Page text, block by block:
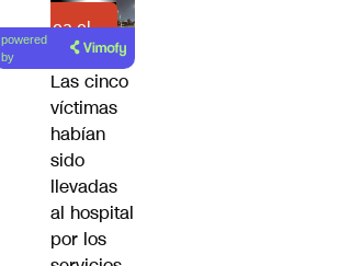
Lea el
artículo
powered
by
Las cinco
víctimas
habían
sido
llevadas
al hospital
por los